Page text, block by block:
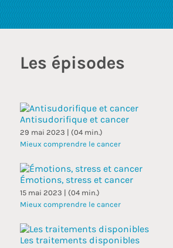
Les épisodes
Antisudorifique et cancer
29 mai 2023 | (04 min.)
Mieux comprendre le cancer
Émotions, stress et cancer
15 mai 2023 | (04 min.)
Mieux comprendre le cancer
Les traitements disponibles